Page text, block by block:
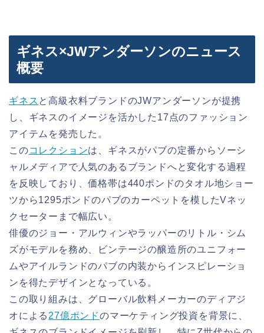
ギネス×JWアンダーソンのニュース
概要
ギネス と高級衣料ブランドのJWアンダーソンが提携
し、ギネスのイメージを活かした17点のファッション
アイテムを発売した。
このコレクションは、ギネスがパブの定番からソーシ
ャルメディアで人気のあるブランドへと変化する過程
を反映しており、価格帯は440ポンドのタオル地ショー
ツから1295ポンドのパブのカーペットを模したVネッ
クセーターまで幅広い。
俳優のジョー・アルウィンやラッパーのリトル・シム
ズがモデルを務め、ビンテージの醸造所のユニフォー
ムやアイルランドのパブの内装からインスピレーショ
ンを得たデザインとなっている。
この取り組みは、グローバル飲料メーカーのディアジ
オによる 27億ポンドのマーケティング投資を背景に、